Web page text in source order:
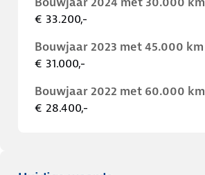
€ 33.200,-
Bouwjaar 2023 met 45.000 km
€ 31.000,-
Bouwjaar 2022 met 60.000 km
€ 28.400,-